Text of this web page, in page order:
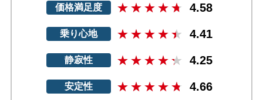
価格満足度 4.58
乗り心地 4.41
静寂性 4.25
安定性 4.66